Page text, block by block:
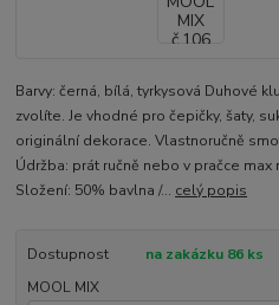
Barvy: černá, bílá, tyrkysová Duhové
zvolíte. Je vhodné pro čepičky, šaty,
originální dekorace. Vlastnoručně
Údržba: prát ručně nebo v pračce max
Složení: 50% bavlna /... celý popis
Dostupnost
na zakázku 86 ks
MOOL MIX